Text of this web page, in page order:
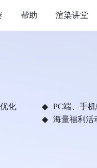
帮助 渲染讲堂
化
PC端、手
海量福利活